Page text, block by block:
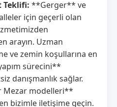
Teklifi: **Gerger** ve
için geçerli olan
arayın. Uzman
ve zemin koşullarına en
sürecini**
danışmanlık sağlar.
Mezar modelleri**
bizimle iletişime geçin.